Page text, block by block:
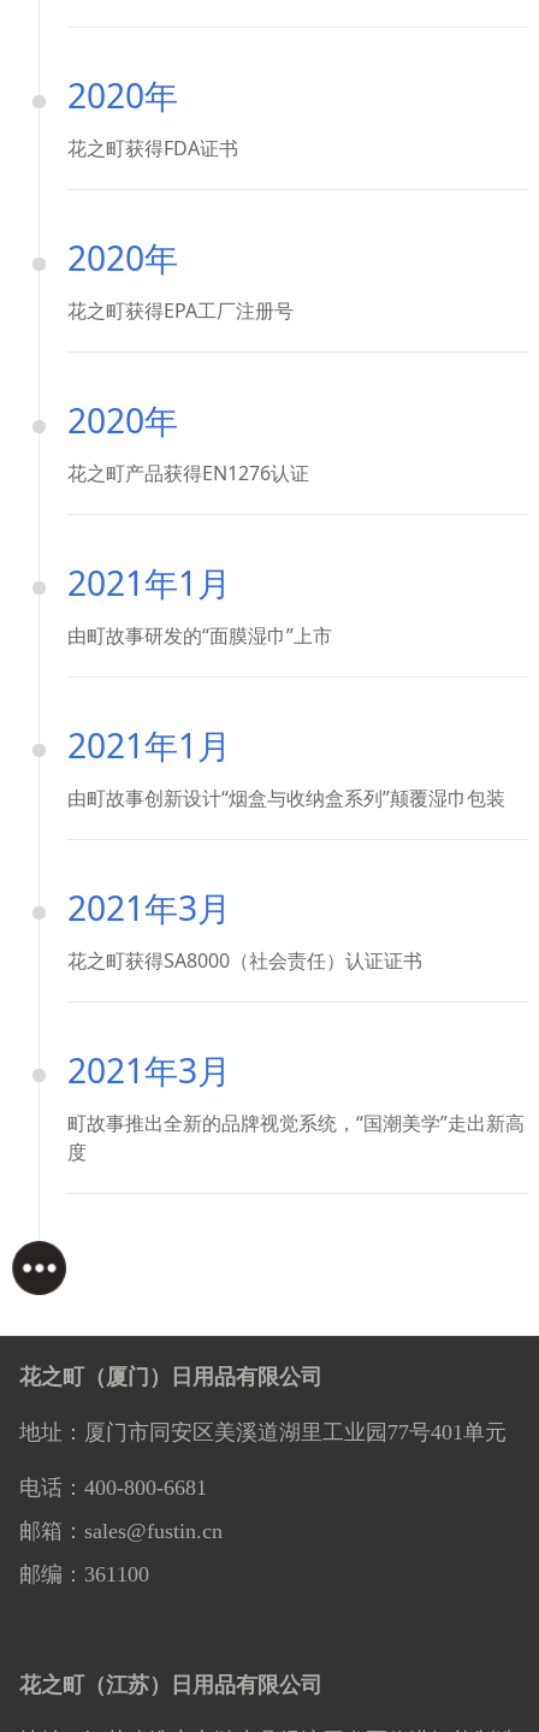
2020年
花之町获得FDA证书
2020年
花之町获得EPA工厂注册号
2020年
花之町产品获得EN1276认证
2021年1月
由町故事研发的“面膜湿巾”上市
2021年1月
由町故事创新设计“烟盒与收纳盒系列”颠覆湿巾包装
2021年3月
花之町获得SA8000（社会责任）认证证书
2021年3月
町故事推出全新的品牌视觉系统，“国潮美学”走出新高
度
花之町（厦门）日用品有限公司
地址：厦门市同安区美溪道湖里工业园77号401单元
电话：400-800-6681
邮箱：sales@fustin.cn
邮编：361100
花之町（江苏）日用品有限公司